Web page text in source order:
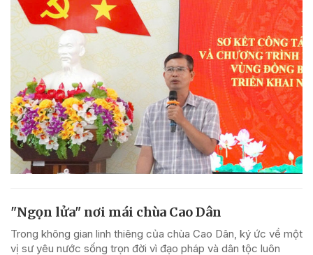
"Ngọn lửa" nơi mái chùa Cao Dân
Trong không gian linh thiêng của chùa Cao Dân, ký ức về một
vị sư yêu nước sống trọn đời vì đạo pháp và dân tộc luôn